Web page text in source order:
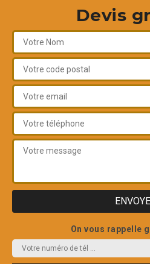
Devis
On vous rappelle